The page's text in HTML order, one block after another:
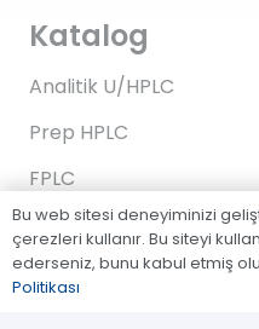
Katalog
Analitik U/HPLC
Prep HPLC
FPLC
Gaz Kromatografi
Standartlar/Reaktifler
Bu web sitesi deneyiminizi
çerezleri kullanır. Bu siteyi
ederseniz, bunu kabul etmiş
Politikası